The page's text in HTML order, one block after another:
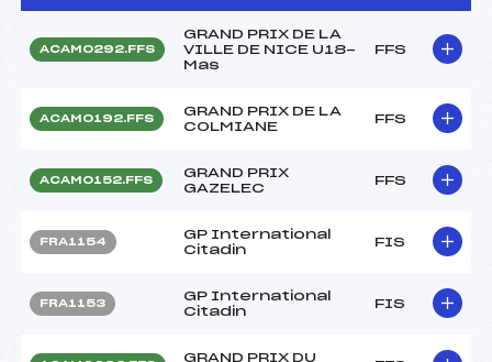
ACAM0292.FFS
GRAND PRIX DE LA
VILLE DE NICE U18-
Mas
FFS
ACAM0192.FFS
GRAND PRIX DE LA
COLMIANE
FFS
ACAM0152.FFS
GRAND PRIX
GAZELEC
FFS
FRA1154
GP International
Citadin
FIS
FRA1153
GP International
Citadin
FIS
GRAND PRIX DU